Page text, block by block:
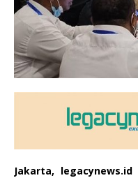
Jakarta, legacynews.id